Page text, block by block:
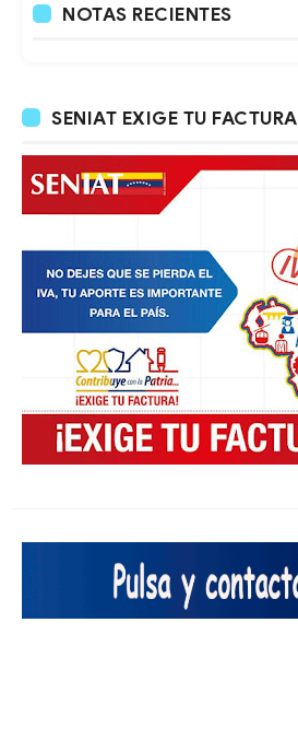
NOTAS RECIENTES
SENIAT EXIGE TU FACTURA